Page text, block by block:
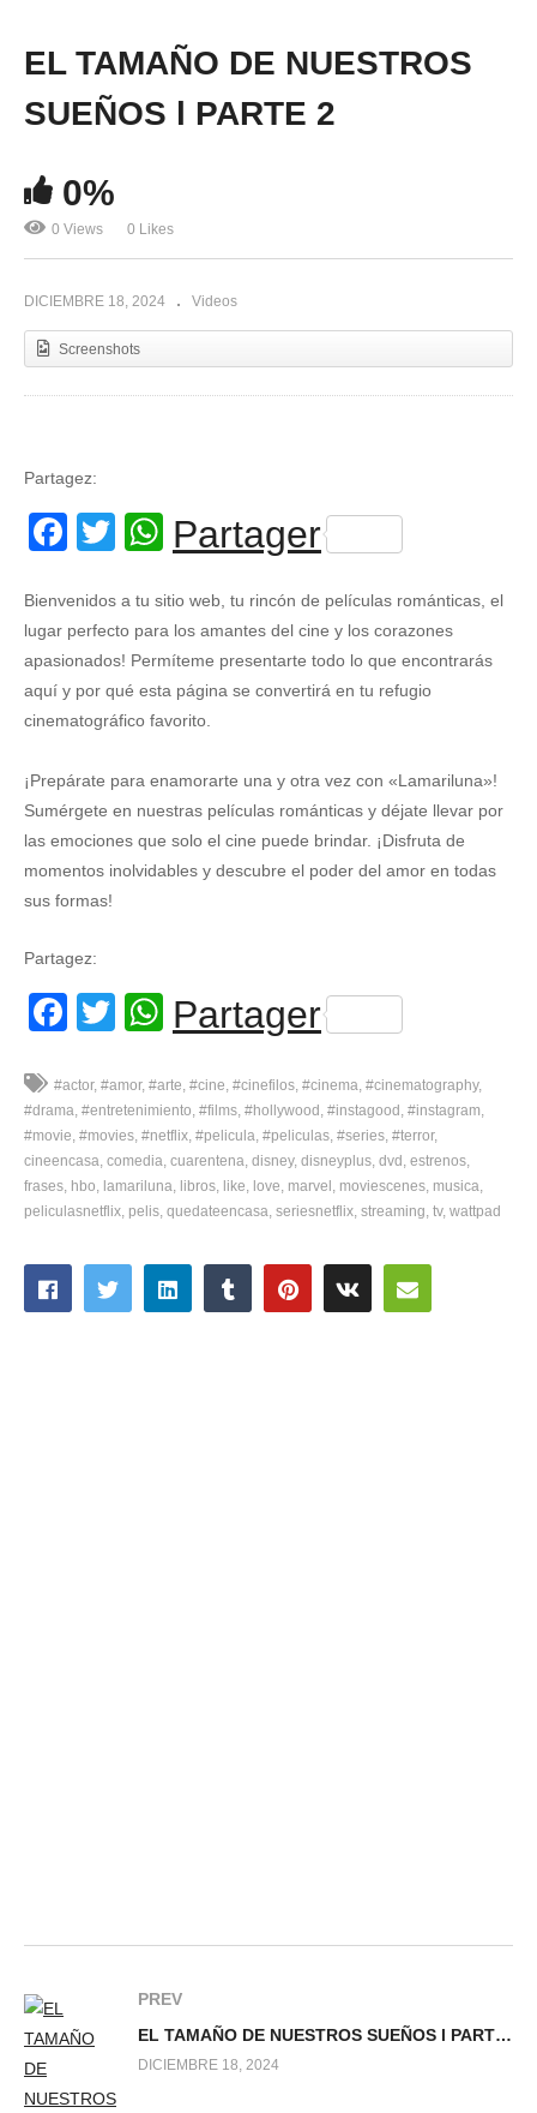
EL TAMAÑO DE NUESTROS
SUEÑOS l PARTE 2
0%
0 Views 0 Likes
DICIEMBRE 18, 2024 Videos
Screenshots
Partagez:
Facebook
TwitterWhatsApp
Partager
Bienvenidos a tu sitio web, tu rincón de películas románticas, el
lugar perfecto para los amantes del cine y los corazones
apasionados! Permíteme presentarte todo lo que encontrarás
aquí y por qué esta página se convertirá en tu refugio
cinematográfico favorito.
¡Prepárate para enamorarte una y otra vez con «Lamariluna»!
Sumérgete en nuestras películas románticas y déjate llevar por
las emociones que solo el cine puede brindar. ¡Disfruta de
momentos inolvidables y descubre el poder del amor en todas
sus formas!
Partagez:
Facebook
TwitterWhatsApp
Partager
#actor #amor #arte #cine #cinefilos #cinema #cinematography
#drama #entretenimiento #films #hollywood #instagood #instagram
#movie #movies #netflix #pelicula #peliculas #series #terror
cineencasa comedia cuarentena disney disneyplus dvd estrenos
frases hbo lamariluna libros like love marvel moviescenes musica
peliculasnetflix pelis quedateencasa seriesnetflix streaming tv wattpad
PREV
EL TAMAÑO DE NUESTROS SUEÑOS l PARTE 1
DICIEMBRE 18, 2024